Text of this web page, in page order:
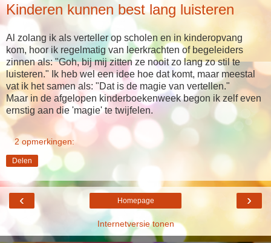
Kinderen kunnen best lang luisteren
Al zolang ik als verteller op scholen en in kinderopvang
kom, hoor ik regelmatig van leerkrachten of begeleiders
zinnen als: "Goh, bij mij zitten ze nooit zo lang zo stil te
luisteren." Ik heb wel een idee hoe dat komt, maar meestal
vat ik het samen als: "Dat is de magie van vertellen."
Maar in de afgelopen kinderboekenweek begon ik zelf even
ernstig aan die 'magie' te twijfelen.
2 opmerkingen:
Delen
‹ ›
Homepage
Internetversie tonen